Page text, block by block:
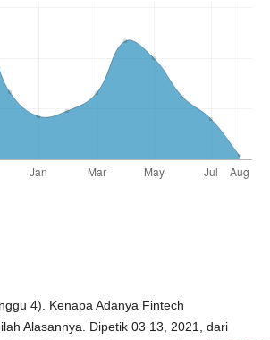
4). Kenapa Adanya Fintech
Alasannya. Dipetik 03 13, 2021, dari